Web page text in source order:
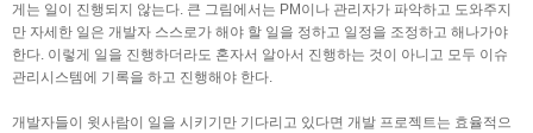
게는 일이 진행되지 않는다. 큰 그림에서는 PM이나 관리자가 파악하고 도와주지
만 자세한 일은 개발자 스스로가 해야 할 일을 정하고 일정을 조정하고 해나가야
한다. 이렇게 일을 진행하더라도 혼자서 알아서 진행하는 것이 아니고 모두 이슈
관리시스템에 기록을 하고 진행해야 한다.
개발자들이 윗사람이 일을 시키기만 기다리고 있다면 개발 프로젝트는 효율적으